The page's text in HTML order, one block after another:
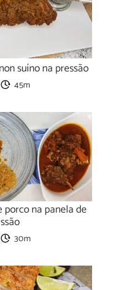
suíno na pressão
45m
porco na panela de
30m